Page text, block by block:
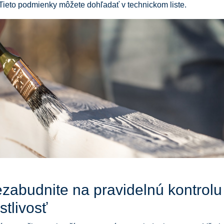
podmienky môžete dohľadať v technickom liste.
na pravidelnú